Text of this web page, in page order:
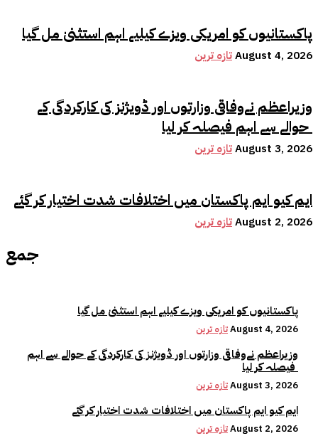
پاکستانیوں کو امریکی ویزے کیلیے اہم استثنیٰ مل گیا
تازہ ترینAugust 4, 2026
وزیراعظم نےوفاقی وزارتوں اور ڈویژنز کی کارکردگی کے
حوالے سے اہم فیصلہ کر لیا
تازہ ترینAugust 3, 2026
ایم کیو ایم پاکستان میں اختلافات شدت اختیار کر گئے
تازہ ترینAugust 2, 2026
جمع
پاکستانیوں کو امریکی ویزے کیلیے اہم استثنیٰ مل گیا
تازہ ترینAugust 4, 2026
وزیراعظم نےوفاقی وزارتوں اور ڈویژنز کی کارکردگی کے حوالے سے اہم
تازہ ترینAugust 3, 2026
ایم کیو ایم پاکستان میں اختلافات شدت اختیار کر گئے
تازہ ترینAugust 2, 2026